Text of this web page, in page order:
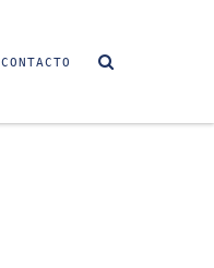
CONTACTO